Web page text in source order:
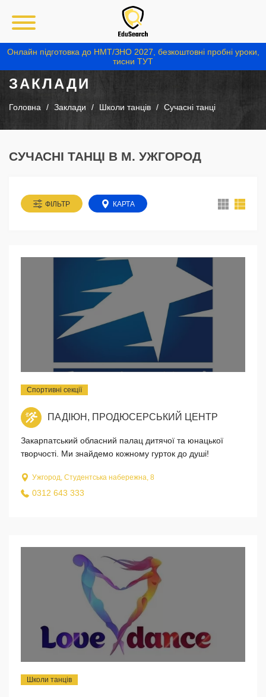
Онлайн підготовка до НМТ/ЗНО 2027, безкоштовні пробні уроки,
тисни ТУТ
ЗАКЛАДИ
Головна Заклади Школи танців Сучасні танці
СУЧАСНІ ТАНЦІ В М. УЖГОРОД
ФІЛЬТР КАРТА
Спортивні секції
ПАДІЮН, ПРОДЮСЕРСЬКИЙ ЦЕНТР
Закарпатський обласний палац дитячої та юнацької
творчості. Ми знайдемо кожному гурток до душі!
Ужгород, Студентська набережна, 8
0312 643 333
Школи танців